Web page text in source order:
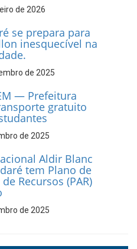
de 2026
se prepara para
inesquecível na
de 2025
— Prefeitura
gratuito
de 2025
Aldir Blanc
tem Plano de
Recursos (PAR)
de 2025